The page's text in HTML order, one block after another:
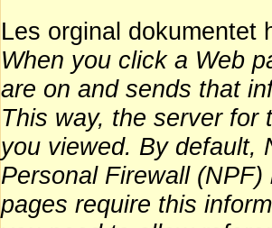
Les orginal dokumentet
When you click a Web
are on and sends that
This way, the server for
you viewed. By default,
Personal Firewall
pages require this